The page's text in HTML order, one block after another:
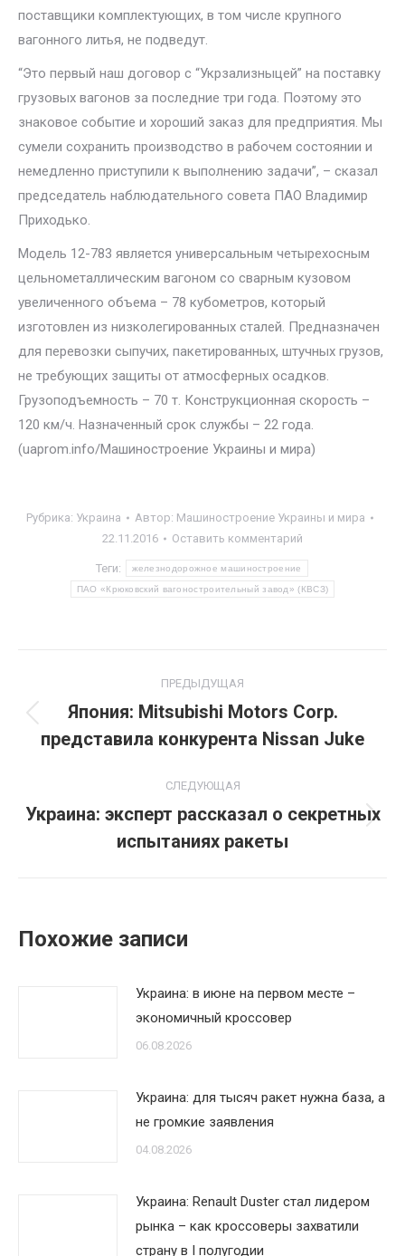
поставщики комплектующих, в том числе крупного
вагонного литья, не подведут.
“Это первый наш договор с “Укрзализныцей” на поставку
грузовых вагонов за последние три года. Поэтому это
знаковое событие и хороший заказ для предприятия. Мы
сумели сохранить производство в рабочем состоянии и
немедленно приступили к выполнению задачи”, – сказал
председатель наблюдательного совета ПАО Владимир
Приходько.
Модель 12-783 является универсальным четырехосным
цельнометаллическим вагоном со сварным кузовом
увеличенного объема – 78 кубометров, который
изготовлен из низколегированных сталей. Предназначен
для перевозки сыпучих, пакетированных, штучных грузов,
не требующих защиты от атмосферных осадков.
Грузоподъемность – 70 т. Конструкционная скорость –
120 км/ч. Назначенный срок службы – 22 года.
(uaprom.info/Машиностроение Украины и мира)
Рубрика: Украина Автор: Машиностроение Украины и мира
22.11.2016
Оставить комментарий
Теги: железнодорожное машиностроение
ПАО «Крюковский вагоностроительный завод» (КВСЗ)
по
записям
ПРЕДЫДУЩАЯ
Предыдущая
запись:
Япония: Mitsubishi Motors Corp.
представила конкурента Nissan Juke
СЛЕДУЮЩАЯ
Следующая
запись:
Украина: эксперт рассказал о секретных
испытаниях ракеты
Похожие записи
Украина: в июне на первом месте –
экономичный кроссовер
06.08.2026
Украина: для тысяч ракет нужна база, а
не громкие заявления
04.08.2026
Украина: Renault Duster стал лидером
рынка – как кроссоверы захватили
страну в I полугодии